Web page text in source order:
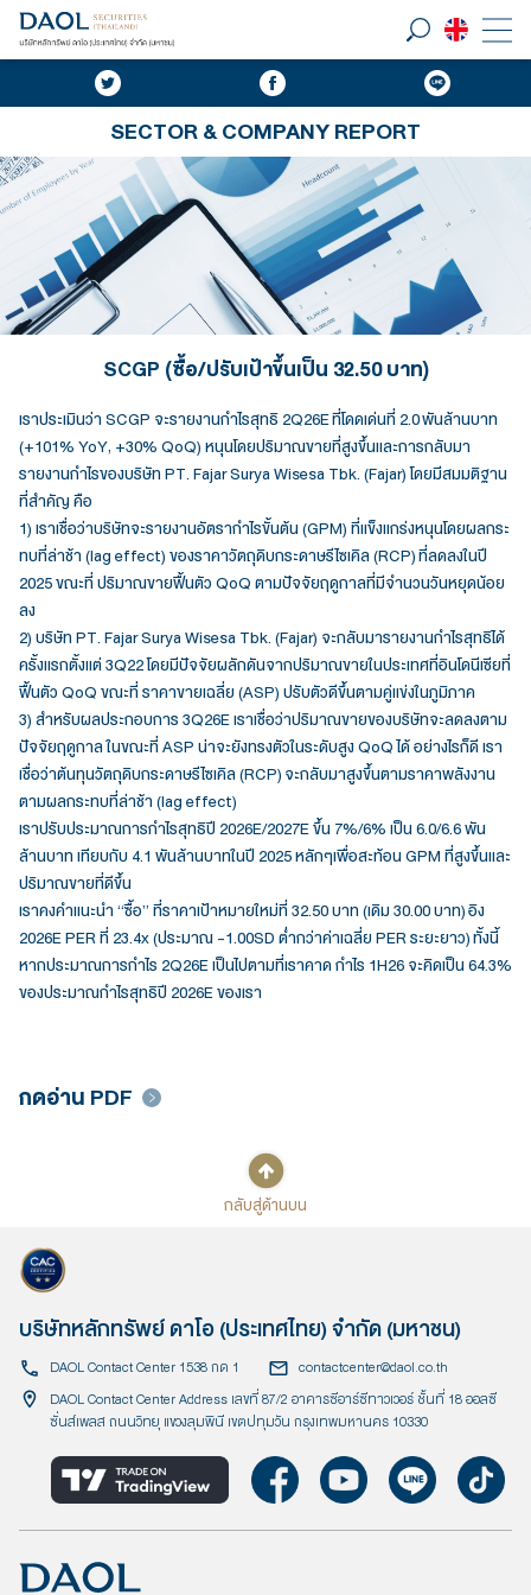
SECTOR & COMPANY REPORT
SCGP (ซื้อ/ปรับเป้าขึ้นเป็น 32.50 บาท)
เราประเมินว่า SCGP จะรายงานกำไรสุทธิ 2Q26E ที่โดดเด่นที่ 2.0 พันล้านบาท
(+101% YoY, +30% QoQ) หนุนโดยปริมาณขายที่สูงขึ้นและการกลับมา
รายงานกำไรของบริษัท PT. Fajar Surya Wisesa Tbk. (Fajar) โดยมีสมมติฐาน
ที่สำคัญ คือ
1) เราเชื่อว่าบริษัทจะรายงานอัตรากำไรขั้นต้น (GPM) ที่แข็งแกร่งหนุนโดยผลกระ
ทบที่ล่าช้า (lag effect) ของราคาวัตถุดิบกระดาษรีไซเคิล (RCP) ที่ลดลงในปี
2025 ขณะที่ ปริมาณขายฟื้นตัว QoQ ตามปัจจัยฤดูกาลที่มีจำนวนวันหยุดน้อย
ลง
2) บริษัท PT. Fajar Surya Wisesa Tbk. (Fajar) จะกลับมารายงานกำไรสุทธิได้
ครั้งแรกตั้งแต่ 3Q22 โดยมีปัจจัยผลักดันจากปริมาณขายในประเทศที่อินโดนีเซียที่
ฟื้นตัว QoQ ขณะที่ ราคาขายเฉลี่ย (ASP) ปรับตัวดีขึ้นตามคู่แข่งในภูมิภาค
3) สำหรับผลประกอบการ 3Q26E เราเชื่อว่าปริมาณขายของบริษัทจะลดลงตาม
ปัจจัยฤดูกาล ในขณะที่ ASP น่าจะยังทรงตัวในระดับสูง QoQ ได้ อย่างไรก็ดี เรา
เชื่อว่าต้นทุนวัตถุดิบกระดาษรีไซเคิล (RCP) จะกลับมาสูงขึ้นตามราคาพลังงาน
ตามผลกระทบที่ล่าช้า (lag effect)
เราปรับประมาณการกำไรสุทธิปี 2026E/2027E ขึ้น 7%/6% เป็น 6.0/6.6 พัน
ล้านบาท เทียบกับ 4.1 พันล้านบาทในปี 2025 หลักๆเพื่อสะท้อน GPM ที่สูงขึ้นและ
ปริมาณขายที่ดีขึ้น
เราคงคำแนะนำ “ซื้อ” ที่ราคาเป้าหมายใหม่ที่ 32.50 บาท (เดิม 30.00 บาท) อิง
2026E PER ที่ 23.4x (ประมาณ -1.00SD ต่ำกว่าค่าเฉลี่ย PER ระยะยาว) ทั้งนี้
หากประมาณการกำไร 2Q26E เป็นไปตามที่เราคาด กำไร 1H26 จะคิดเป็น 64.3%
ของประมาณกำไรสุทธิปี 2026E ของเรา
กดอ่าน PDF
กลับสู่ด้านบน
บริษัทหลักทรัพย์ ดาโอ (ประเทศไทย) จำกัด (มหาชน)
DAOL Contact Center 1538 กด 1
contactcenter@daol.co.th
DAOL Contact Center Address เลขที่ 87/2 อาคารซีอาร์ซีทาวเวอร์ ชั้นที่ 18 ออลซี
ซั่นส์เพลส ถนนวิทยุ แขวงลุมพินี เขตปทุมวัน กรุงเทพมหานคร 10330